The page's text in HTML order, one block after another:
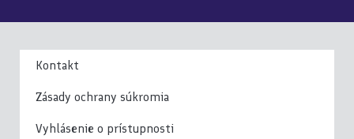
Kontakt
Zásady ochrany súkromia
Vyhlásenie o prístupnosti